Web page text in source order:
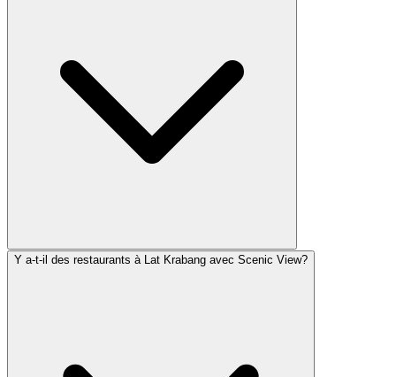
Y a-t-il des restaurants à Lat Krabang avec Scenic View?